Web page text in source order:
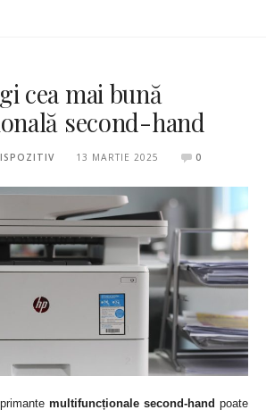
cea mai bună
second-hand
13 MARTIE 2025 0
multifuncționale second-hand poate